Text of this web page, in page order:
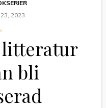
2023
litteratur
bli